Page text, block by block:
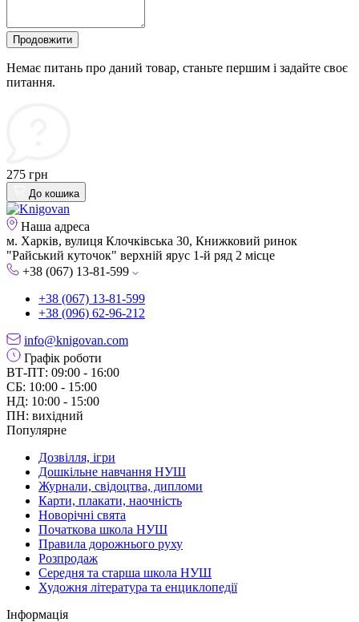
Продовжити
Немає питань про даний товар, станьте першим і задайте своє
питання.
275 грн
До кошика
Наша адреса
м. Харків, вулиця Клочківська 30, Книжковий ринок
"Райський куточок" верхній ярус 1-й ряд 2 місце
+38 (067) 13-81-599
+38 (067) 13-81-599
+38 (096) 62-96-212
info@knigovan.com
Графік роботи
ВТ-ПТ: 09:00 - 16:00
СБ: 10:00 - 15:00
НД: 10:00 - 15:00
ПН: вихідний
Популярне
Дозвілля, ігри
Дошкільне навчання НУШ
Журнали, свідоцтва, дипломи
Карти, плакати, наочність
Новорічні свята
Початкова школа НУШ
Правила дорожнього руху
Розпродаж
Середня та старша школа НУШ
Художня література та енциклопедії
Інформація